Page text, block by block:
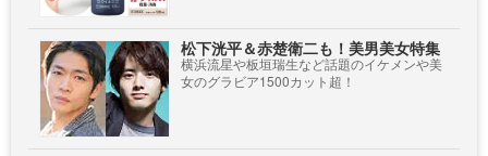
松下洸平＆赤楚衛二も！美男美女特集
横浜流星や板垣瑞生など話題のイケメンや美
女のグラビア1500カット超！